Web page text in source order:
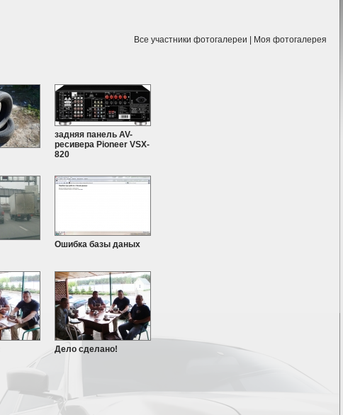
Все участники фотогалереи Моя фотогалерея
задняя панель AV-
ресивера Pioneer VSX-
820
Ошибка базы даных
Дело сделано!